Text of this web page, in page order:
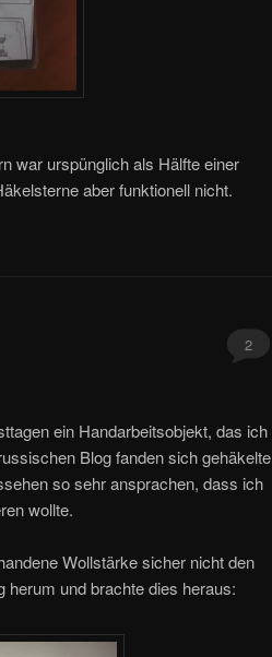
war urspünglich als Hälfte einer
aber funktionell nicht.
2
ein Handarbeitsobjekt, das ich
Blog fanden sich gehäkelte
so sehr ansprachen, dass ich
wollte.
Wollstärke sicher nicht den
herum und brachte dies heraus: